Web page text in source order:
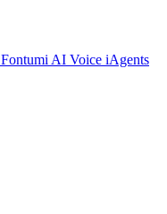
Fontumi AI Voice iAgents